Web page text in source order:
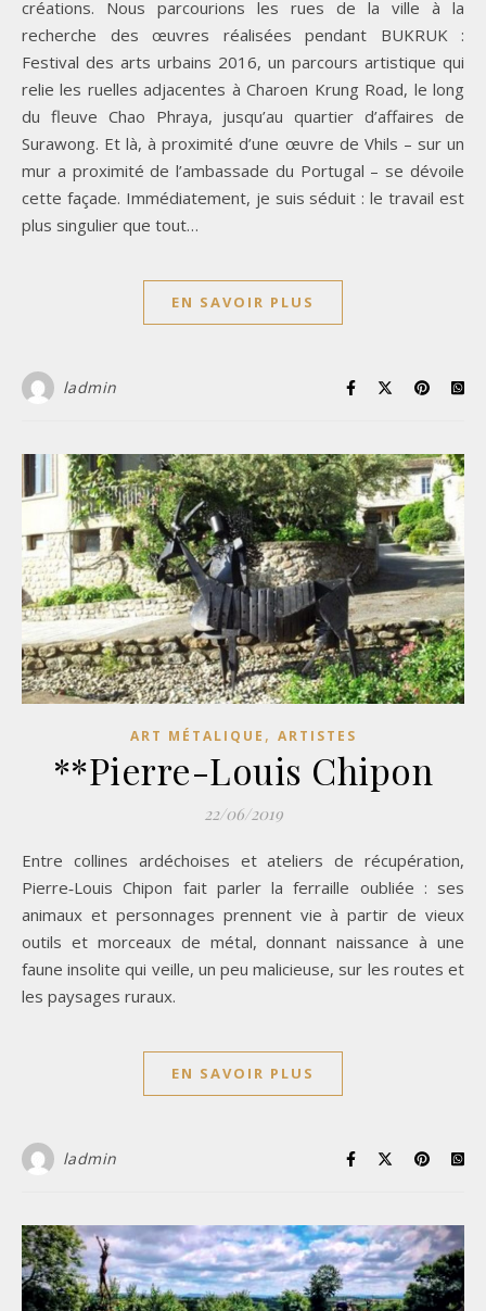
créations. Nous parcourions les rues de la ville à la
recherche des œuvres réalisées pendant BUKRUK :
Festival des arts urbains 2016, un parcours artistique qui
relie les ruelles adjacentes à Charoen Krung Road, le long
du fleuve Chao Phraya, jusqu’au quartier d’affaires de
Surawong. Et là, à proximité d’une œuvre de Vhils – sur un
mur a proximité de l’ambassade du Portugal – se dévoile
cette façade. Immédiatement, je suis séduit : le travail est
plus singulier que tout…
EN SAVOIR PLUS
ladmin
ART MÉTALIQUE , ARTISTES
**Pierre-Louis Chipon
22/06/2019
Entre collines ardéchoises et ateliers de récupération,
Pierre‑Louis Chipon fait parler la ferraille oubliée : ses
animaux et personnages prennent vie à partir de vieux
outils et morceaux de métal, donnant naissance à une
faune insolite qui veille, un peu malicieuse, sur les routes et
les paysages ruraux.
EN SAVOIR PLUS
ladmin